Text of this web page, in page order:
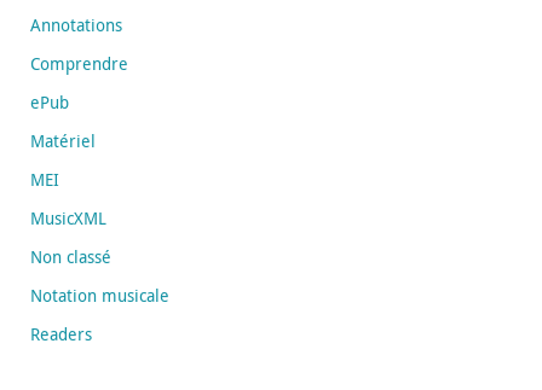
Annotations
Comprendre
ePub
Matériel
MEI
MusicXML
Non classé
Notation musicale
Readers